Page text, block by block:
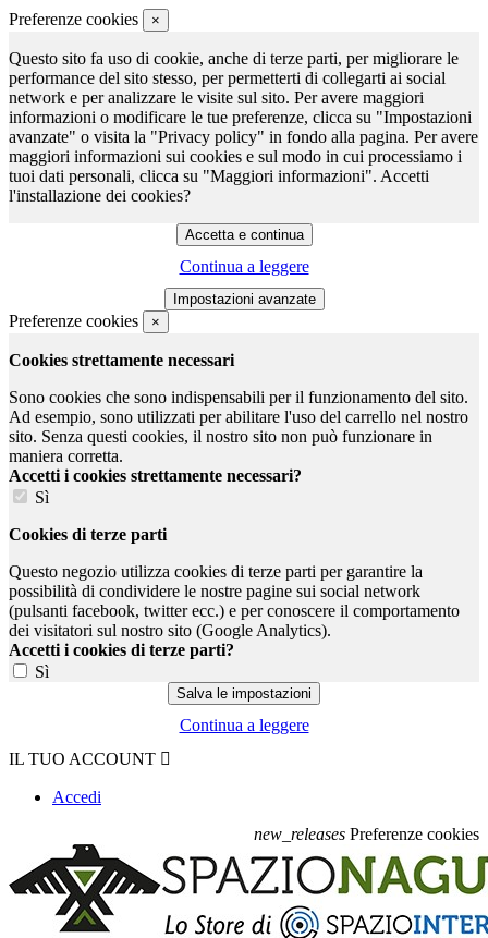
Preferenze cookies ×
Questo sito fa uso di cookie, anche di terze parti, per migliorare le
performance del sito stesso, per permetterti di collegarti ai social
network e per analizzare le visite sul sito. Per avere maggiori
informazioni o modificare le tue preferenze, clicca su "Impostazioni
avanzate" o visita la "Privacy policy" in fondo alla pagina. Per avere
maggiori informazioni sui cookies e sul modo in cui processiamo i
tuoi dati personali, clicca su "Maggiori informazioni". Accetti
l'installazione dei cookies?
Continua a leggere
Preferenze cookies ×
Cookies strettamente necessari
Sono cookies che sono indispensabili per il funzionamento del sito.
Ad esempio, sono utilizzati per abilitare l'uso del carrello nel nostro
sito. Senza questi cookies, il nostro sito non può funzionare in
maniera corretta.
Accetti i cookies strettamente necessari?
Sì
Cookies di terze parti
Questo negozio utilizza cookies di terze parti per garantire la
possibilità di condividere le nostre pagine sui social network
(pulsanti facebook, twitter ecc.) e per conoscere il comportamento
dei visitatori sul nostro sito (Google Analytics).
Accetti i cookies di terze parti?
Sì
Continua a leggere
IL TUO ACCOUNT 
Accedi
new_releases Preferenze cookies